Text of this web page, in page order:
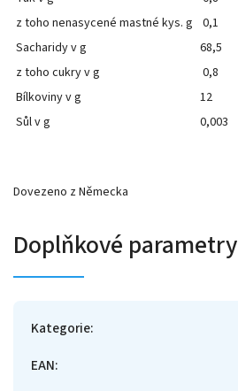
z toho nenasycené mastné kys. g 0,1
Sacharidy v g
68,5
z toho cukry v g
0,8
Bílkoviny v g
12
Sůl v g
0,003
Dovezeno z Německa
Doplňkové parametry
Kategorie:
EAN: